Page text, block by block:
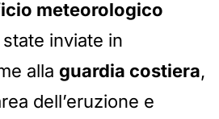
meteorologico
inviate in
alla guardia costiera,
dell’eruzione e